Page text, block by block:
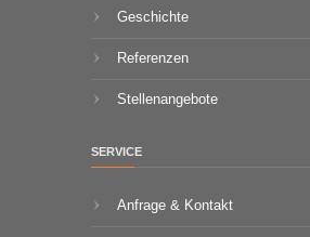
Geschichte
Referenzen
Stellenangebote
SERVICE
Anfrage & Kontakt